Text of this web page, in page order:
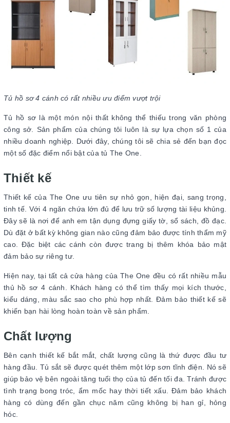
Tủ hồ sơ 4 cánh có rất nhiều ưu điểm vượt trội
Tủ hồ sơ là một món nội thất không thể thiếu trong văn phòng
công sở. Sản phẩm của chúng tôi luôn là sự lựa chọn số 1 của
nhiều doanh nghiệp. Dưới đây, chúng tôi sẽ chia sẻ đến bạn đọc
một số đặc điểm nổi bật của tủ The One.
Thiết kế
Thiết kế của The One ưu tiên sự nhỏ gọn, hiện đại, sang trọng,
tinh tế. Với 4 ngăn chứa lớn đủ để lưu trữ số lượng tài liệu khủng.
Đây sẽ là nơi để anh em tận dụng đựng giấy tờ, sổ sách, đồ đạc.
Dù đặt ở bất kỳ không gian nào cũng đảm bảo được tính thẩm mỹ
cao. Đặc biệt các cánh còn được trang bị thêm khóa bảo mật
đảm bảo sự riêng tư.
Hiện nay, tại tất cả cửa hàng của The One đều có rất nhiều mẫu
thủ hồ sơ 4 cánh. Khách hàng có thể tìm thấy mọi kích thước,
kiểu dáng, màu sắc sao cho phù hợp nhất. Đảm bảo thiết kế sẽ
khiến bạn hài lòng hoàn toàn về sản phẩm.
Chất lượng
Bên cạnh thiết kế bắt mắt, chất lượng cũng là thứ được đầu tư
hàng đầu. Tủ sắt sẽ được quét thêm một lớp sơn tĩnh điện. Nó sẽ
giúp bảo vệ bên ngoài tăng tuổi thọ của tủ đến tối đa. Tránh được
tình trạng bong tróc, ẩm mốc hay thời tiết xấu. Đảm bảo khách
hàng có dùng đến gần chục năm cũng không bị han gỉ, hỏng
hóc.